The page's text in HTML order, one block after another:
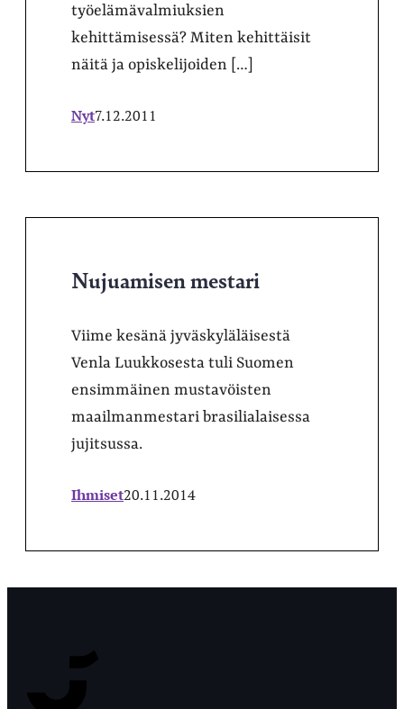
työelämävalmiuksien
kehittämisessä? Miten kehittäisit
näitä ja opiskelijoiden […]
Nyt7.12.2011
Nujuamisen mestari
Viime kesänä jyväskyläläisestä
Venla Luukkosesta tuli Suomen
ensimmäinen mustavöisten
maailmanmestari brasilialaisessa
jujitsussa.
Ihmiset20.11.2014